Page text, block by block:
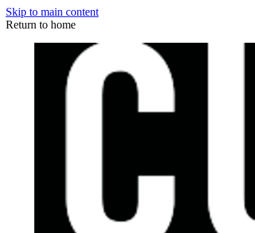
Skip to main content
Return to home